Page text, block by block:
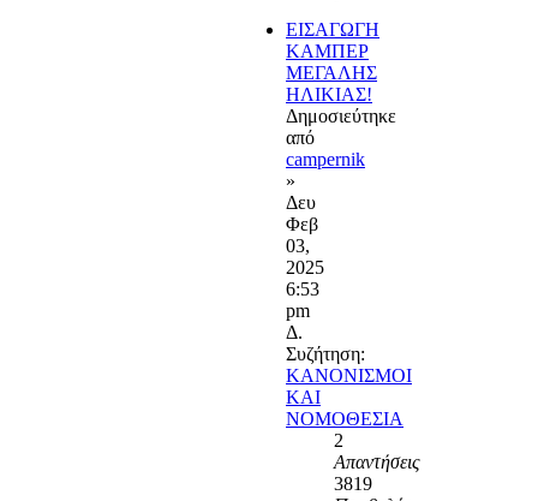
ΕΙΣΑΓΩΓΗ
ΚΑΜΠΕΡ
ΜΕΓΑΛΗΣ
ΗΛΙΚΙΑΣ!
Δημοσιεύτηκε
από
campernik
»
Δευ
Φεβ
03,
2025
6:53
pm
Δ.
Συζήτηση:
ΚΑΝΟΝΙΣΜΟΙ
ΚΑΙ
ΝΟΜΟΘΕΣΙΑ
2
Απαντήσεις
3819